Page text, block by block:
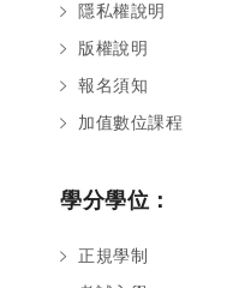
隱私權說明
版權說明
報名須知
加值數位課程
學分學位：
正規學制